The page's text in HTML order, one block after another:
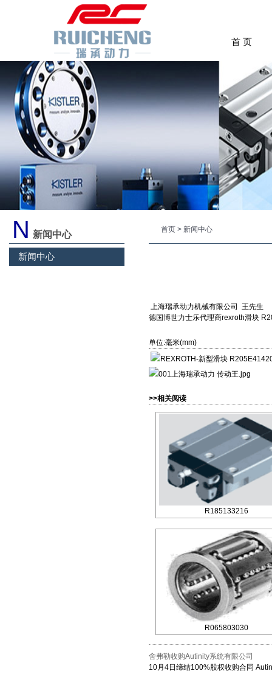
首 页
N 新闻中心
新闻中心
首页 > 新闻中心
上海瑞承动力机械有限公司 王先生
德国博世力士乐代理商rexroth滑块
单位:毫米(mm)
>>相关阅读
R185133216
R065803030
舍弗勒收购Autinity系统有限公司
10月4日缔结100%股权收购合同